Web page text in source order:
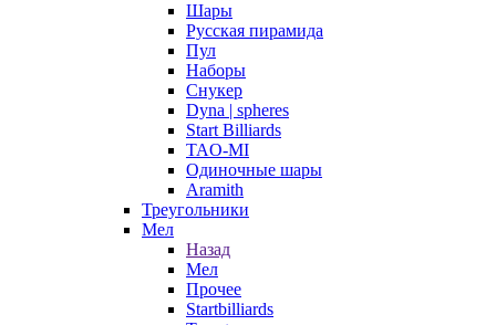
Шары
Русская пирамида
Пул
Наборы
Снукер
Dyna | spheres
Start Billiards
TAO-MI
Одиночные шары
Aramith
Треугольники
Мел
Назад
Мел
Прочее
Startbilliards